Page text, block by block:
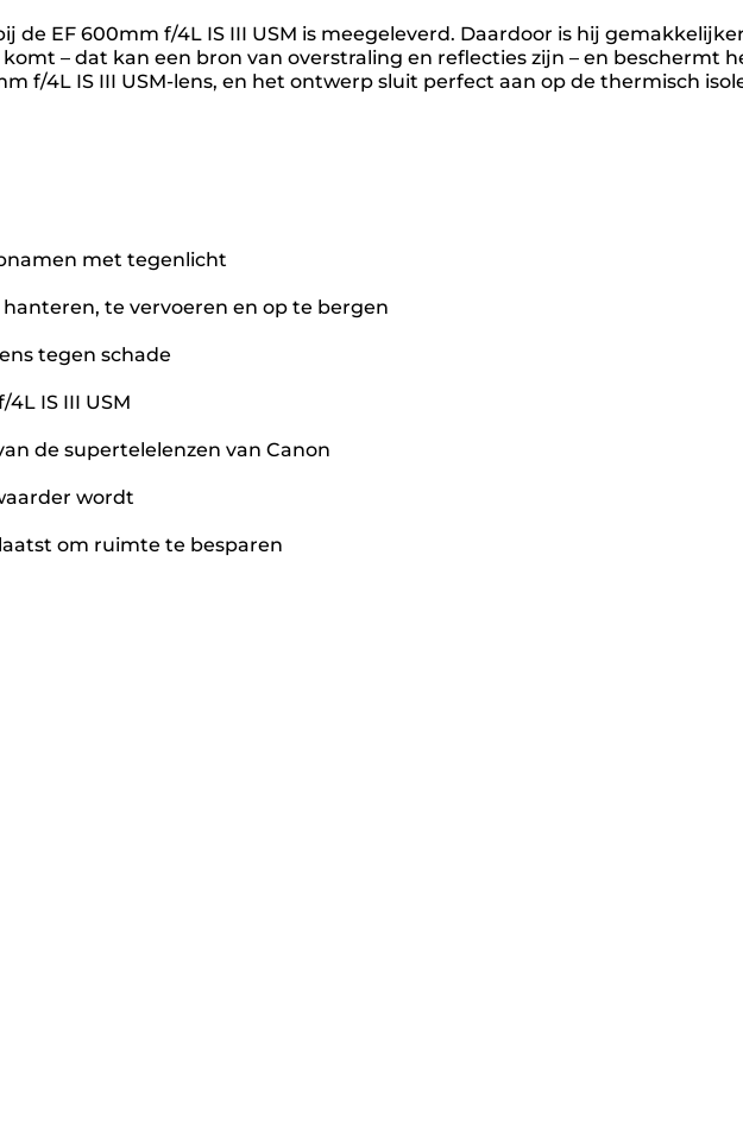
de EF 600mm f/4L IS III USM is meegeleverd. Daardoor is hij
– dat kan een bron van overstraling en reflecties zijn – en beschermt
f/4L IS III USM-lens, en het ontwerp sluit perfect aan op de thermisch
met tegenlicht
te vervoeren en op te bergen
tegen schade
IS III USM
de supertelelenzen van Canon
wordt
om ruimte te besparen